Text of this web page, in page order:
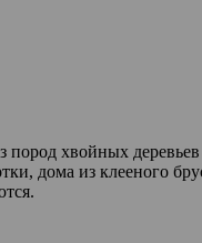
пород хвойных
дома из клееного